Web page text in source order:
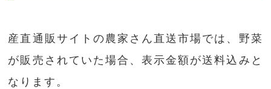
産直通販サイトの農家さん直送市場では、野菜
が販売されていた場合、表示金額が送料込みと
なります。